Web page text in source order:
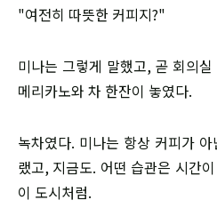
"여전히 따뜻한 커피지?"
미나는 그렇게 말했고, 곧 회의
메리카노와 차 한잔이 놓였다.
녹차였다. 미나는 항상 커피가
랬고, 지금도. 어떤 습관은 시간
이 도시처럼.